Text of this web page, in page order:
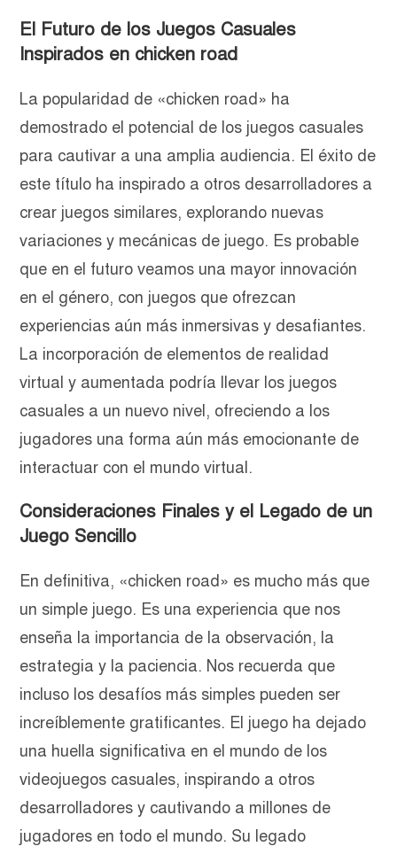
El Futuro de los Juegos Casuales
Inspirados en chicken road
La popularidad de «chicken road» ha
demostrado el potencial de los juegos casuales
para cautivar a una amplia audiencia. El éxito de
este título ha inspirado a otros desarrolladores a
crear juegos similares, explorando nuevas
variaciones y mecánicas de juego. Es probable
que en el futuro veamos una mayor innovación
en el género, con juegos que ofrezcan
experiencias aún más inmersivas y desafiantes.
La incorporación de elementos de realidad
virtual y aumentada podría llevar los juegos
casuales a un nuevo nivel, ofreciendo a los
jugadores una forma aún más emocionante de
interactuar con el mundo virtual.
Consideraciones Finales y el Legado de un
Juego Sencillo
En definitiva, «chicken road» es mucho más que
un simple juego. Es una experiencia que nos
enseña la importancia de la observación, la
estrategia y la paciencia. Nos recuerda que
incluso los desafíos más simples pueden ser
increíblemente gratificantes. El juego ha dejado
una huella significativa en el mundo de los
videojuegos casuales, inspirando a otros
desarrolladores y cautivando a millones de
jugadores en todo el mundo. Su legado